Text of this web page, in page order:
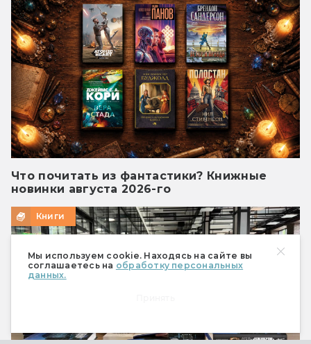
Мы используем cookie. Находясь на сайте вы
соглашаетесь на обработку персональных
данных.
Что почитать из фантастики? Книжные
новинки августа 2026-го
Книги